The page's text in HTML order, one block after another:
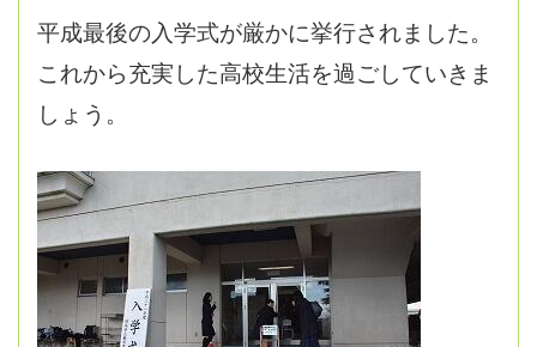
平成最後の入学式が厳かに挙行されました。
これから充実した高校生活を過ごしていきま
しょう。